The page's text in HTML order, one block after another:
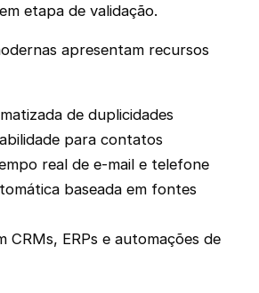
etapa de validação.
apresentam recursos
de duplicidades
para contatos
real de e-mail e telefone
baseada em fontes
CRMs, ERPs e automações de